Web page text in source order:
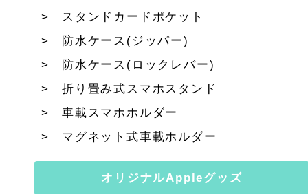
スタンドカードポケット
防水ケース(ジッパー)
防水ケース(ロックレバー)
折り畳み式スマホスタンド
車載スマホホルダー
マグネット式車載ホルダー
オリジナルAppleグッズ